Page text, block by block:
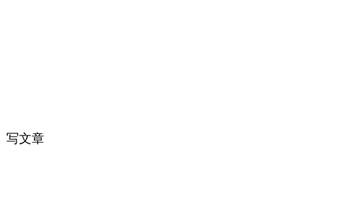
写文章